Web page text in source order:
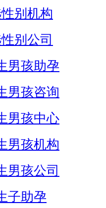
别机构
别公司
男孩助孕
男孩咨询
男孩中心
男孩机构
男孩公司
子助孕